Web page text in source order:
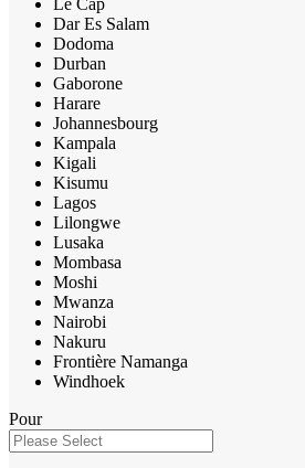
Dar Es Salam
Dodoma
Durban
Gaborone
Harare
Johannesbourg
Kampala
Kigali
Kisumu
Lagos
Lilongwe
Lusaka
Mombasa
Moshi
Mwanza
Nairobi
Nakuru
Frontière Namanga
Windhoek
Pour